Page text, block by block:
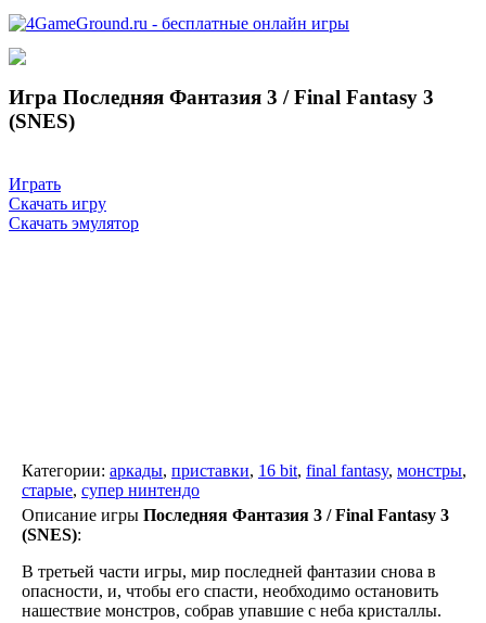
Игра Последняя Фантазия 3 / Final Fantasy 3
(SNES)
Играть
Скачать игру
Скачать эмулятор
Категории: аркады, приставки, 16 bit, final fantasy, монстры,
старые, супер нинтендо
Описание игры Последняя Фантазия 3 / Final Fantasy 3
(SNES):
В третьей части игры, мир последней фантазии снова в
опасности, и, чтобы его спасти, необходимо остановить
нашествие монстров, собрав упавшие с неба кристаллы.